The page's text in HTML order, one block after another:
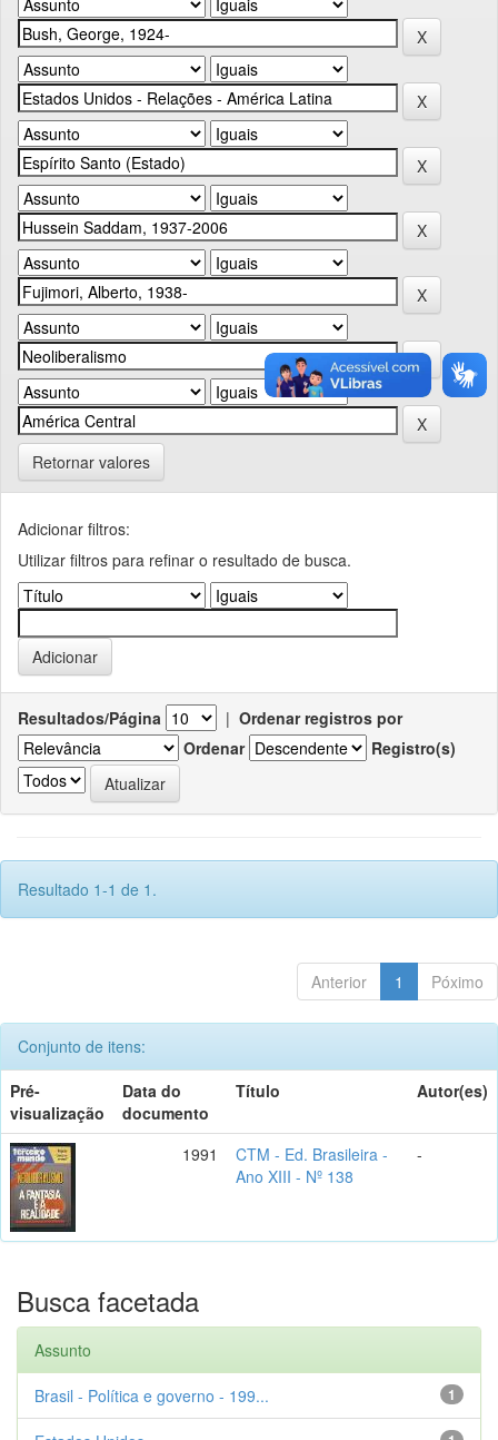
Retornar valores
Adicionar filtros:
Utilizar filtros para refinar o resultado de busca.
Resultados/Página | Ordenar registros por
Ordenar
Registro(s)
Resultado 1-1 de 1.
Anterior 1 Póximo
Conjunto de itens:
Pré-
visualização
Data do
documento
Título Autor(es)
1991
CTM - Ed. Brasileira -
Ano XIII - Nº 138
-
Busca facetada
Assunto
1
Brasil - Política e governo - 199...